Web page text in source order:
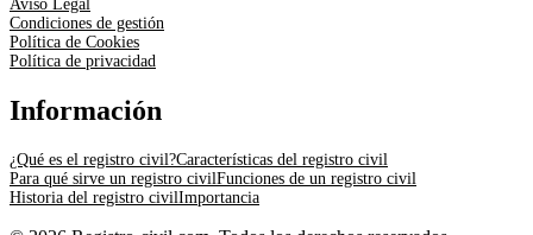
Aviso Legal
Condiciones de gestión
Política de Cookies
Política de privacidad
Información
¿Qué es el registro civil?Características del registro civil
Para qué sirve un registro civilFunciones de un registro civil
Historia del registro civilImportancia